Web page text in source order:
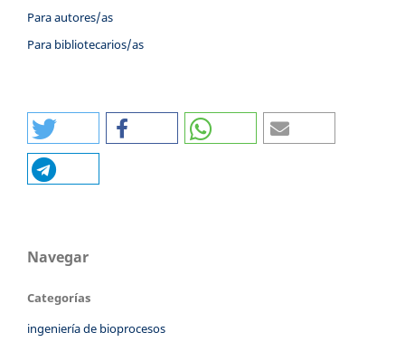
Para autores/as
Para bibliotecarios/as
Navegar
Categorías
ingeniería de bioprocesos